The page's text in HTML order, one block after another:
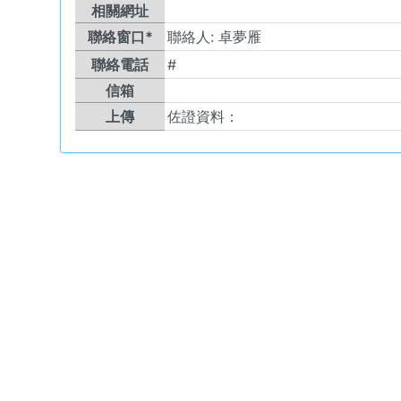
相關網址
聯絡窗口*
聯絡人:卓夢雁
聯絡電話
#
信箱
上傳
佐證資料：